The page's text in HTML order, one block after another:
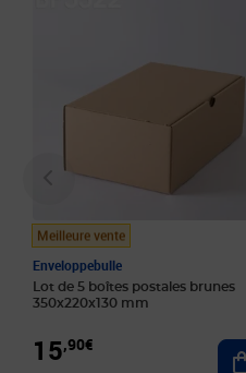
Meilleure vente
Enveloppebulle
Lot de 5 boîtes postales brunes
350x220x130 mm
15,90€